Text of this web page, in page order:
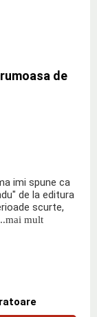
de
imi spune ca
de la editura
scurte,
mult